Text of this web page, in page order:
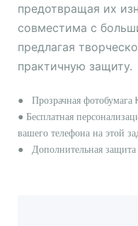
предотвращая их
совместима с
предлагая
практичную защиту.
●
Прозрачная
● Бесплатная
вашего телефона на этой
●
Дополнительная